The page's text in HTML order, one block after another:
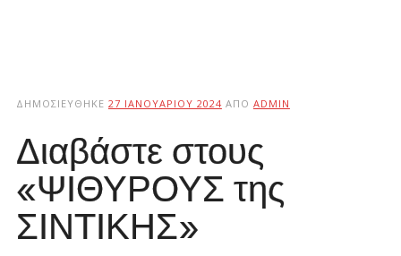
ΔΗΜΟΣΙΕΎΘΗΚΕ 27 ΙΑΝΟΥΑΡΊΟΥ 2024 ΑΠΌ ADMIN
Διαβάστε στους
«ΨΙΘΥΡΟΥΣ της
ΣΙΝΤΙΚΗΣ»